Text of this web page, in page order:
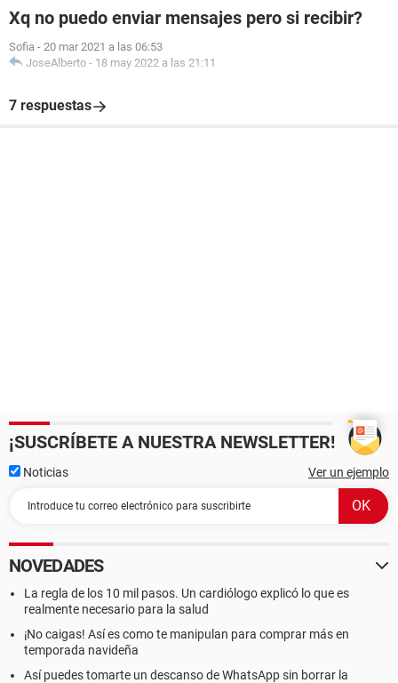
Xq no puedo enviar mensajes pero si recibir?
Sofia - 20 mar 2021 a las 06:53
JoseAlberto - 18 may 2022 a las 21:11
7 respuestas
¡SUSCRÍBETE A NUESTRA NEWSLETTER!
Noticias Ver un ejemplo
NOVEDADES
La regla de los 10 mil pasos. Un cardiólogo explicó lo que es
realmente necesario para la salud
¡No caigas! Así es como te manipulan para comprar más en
temporada navideña
Así puedes tomarte un descanso de WhatsApp sin borrar la